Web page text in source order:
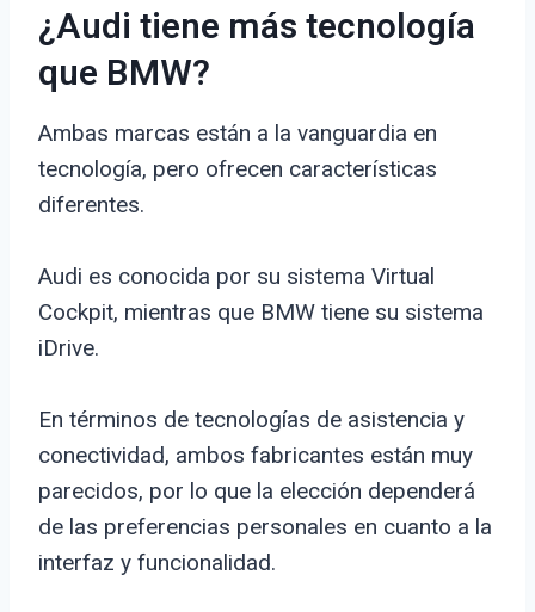
¿Audi tiene más tecnología
que BMW?
Ambas marcas están a la vanguardia en
tecnología, pero ofrecen características
diferentes.
Audi es conocida por su sistema Virtual
Cockpit, mientras que BMW tiene su sistema
iDrive.
En términos de tecnologías de asistencia y
conectividad, ambos fabricantes están muy
parecidos, por lo que la elección dependerá
de las preferencias personales en cuanto a la
interfaz y funcionalidad.